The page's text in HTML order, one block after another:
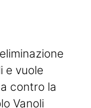
e vuole
contro la
Vanoli